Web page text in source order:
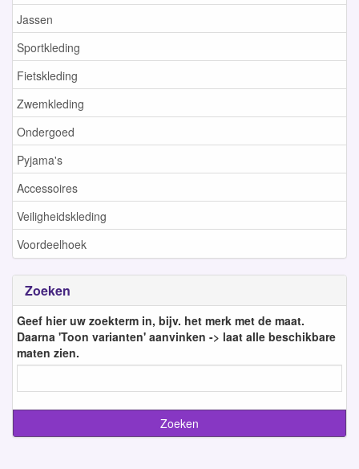
Jassen
Sportkleding
Fietskleding
Zwemkleding
Ondergoed
Pyjama's
Accessoires
Veiligheidskleding
Voordeelhoek
Zoeken
Geef hier uw zoekterm in, bijv. het merk met de maat.
Daarna 'Toon varianten' aanvinken -> laat alle beschikbare
maten zien.